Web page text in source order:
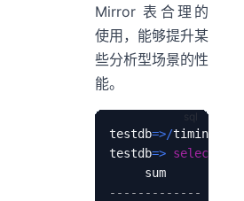
Mirror 表合理的
使用，能够提升某
些分析型场景的性
能。
testdb=>/timing
testdb=> select
-------------